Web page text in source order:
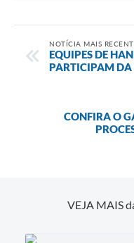
NOTÍCIA MAIS
EQUIPES DE
PARTICIPAM DA
CONFIRA O
VEJA MAIS